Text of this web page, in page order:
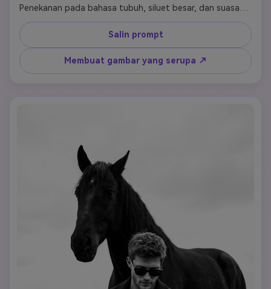
Penekanan pada bahasa tubuh, siluet besar, dan suasana
yang kuat namun terkendali.
Salin prompt
Membuat gambar yang serupa ↗